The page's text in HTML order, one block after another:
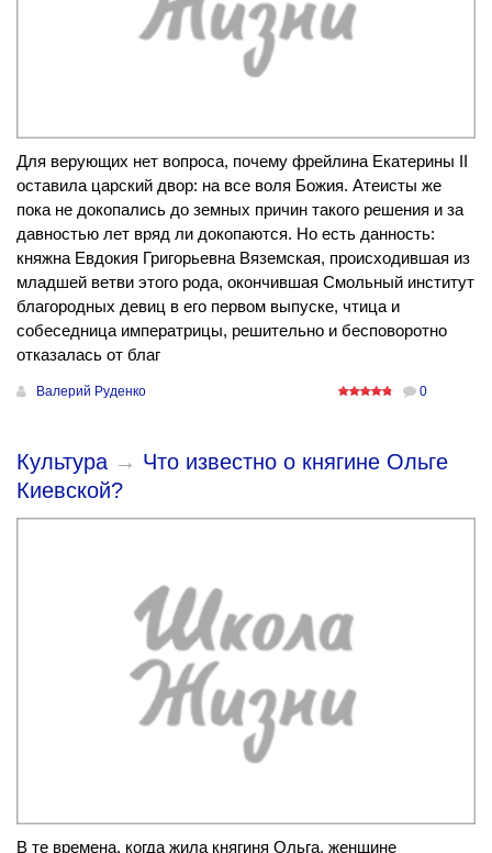
Для верующих нет вопроса, почему фрейлина Екатерины II
оставила царский двор: на все воля Божия. Атеисты же
пока не докопались до земных причин такого решения и за
давностью лет вряд ли докопаются. Но есть данность:
княжна Евдокия Григорьевна Вяземская, происходившая из
младшей ветви этого рода, окончившая Смольный институт
благородных девиц в его первом выпуске, чтица и
собеседница императрицы, решительно и бесповоротно
отказалась от благ
Валерий Руденко 0
Культура → Что известно о княгине Ольге
Киевской?
В те времена, когда жила княгиня Ольга, женщине